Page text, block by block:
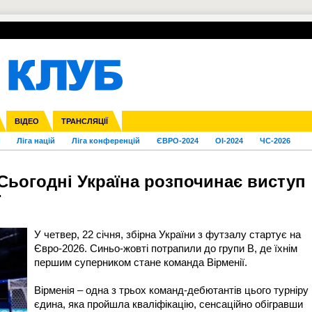
ВІДЕО ТРАНСЛЯЦІЇ
ліга Кубок України Молодіжка
Ліга націй Ліга конференцій ЄВРО-2024 OI-2024 ЧС-2026
Франція ІншіЧЄ-2015 (U-21)
УПЛ-ПЕРЕХОДИ
Україна розпочинає виступ
У четвер, 22 січня, збірна України з футзалу стартує на
Євро-2026. Синьо-жовті потрапили до групи B, де їхнім
першим суперником стане команда Вірменії.
Вірменія – одна з трьох команд-дебютантів цього турніру
єдина, яка пройшла кваліфікацію, сенсаційно обігравши